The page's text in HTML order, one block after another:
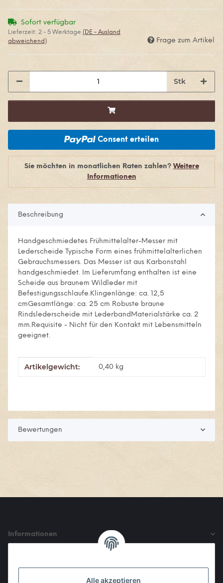
Sofort verfügbar
Lieferzeit: 2 - 5 Werktage (DE - Ausland
abweichend)
Frage zum Artikel
Stk
Consent erteilen
Sie möchten in monatlichen Raten zahlen? Weitere
Informationen
Beschreibung
Handgeschmiedetes Frühmittelalter-Messer mit
Lederscheide Typische Form eines frühmittelalterlichen
Gebrauchsmessers. Das Messer ist aus Karbonstahl
handgeschmiedet. Im Lieferumfang enthalten ist eine
Scheide aus braunem Wildleder mit
Befestigungsschlaufe.Klingenlänge: ca. 12,5
cmGesamtlänge: ca. 25 cm Robuste braune
Rindslederscheide mit LederbandMaterialstärke ca. 2
mm.Requisite - Nicht für den Kontakt mit Lebensmitteln
geeignet.
Produkteigenschaft
Wert
Artikelgewicht: 0,40 kg
Bewertungen
Informationen
Alle akzeptieren